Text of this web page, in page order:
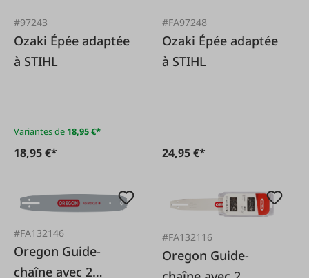
#97243
Ozaki Épée adaptée
à STIHL
Variantes de 18,95 €*
18,95 €*
#FA97248
Ozaki Épée adaptée
à STIHL
24,95 €*
#FA132146
Oregon Guide-
chaîne avec 2
#FA132116
Oregon Guide-